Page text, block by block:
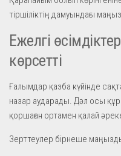
тіршіліктің дамуындағы
Ежелгі
көрсетті
Ғалымдар қазба күйінде
назар аударады. Дәл осы
қоршаған ортамен қалай
Зерттеулер бірнеше